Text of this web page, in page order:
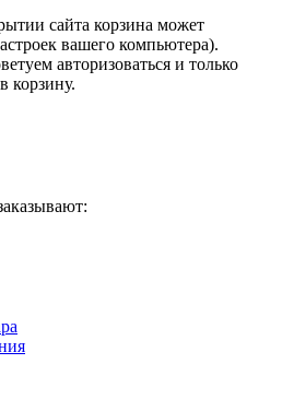
сайта корзина может
вашего компьютера).
авторизоваться и только
корзину.